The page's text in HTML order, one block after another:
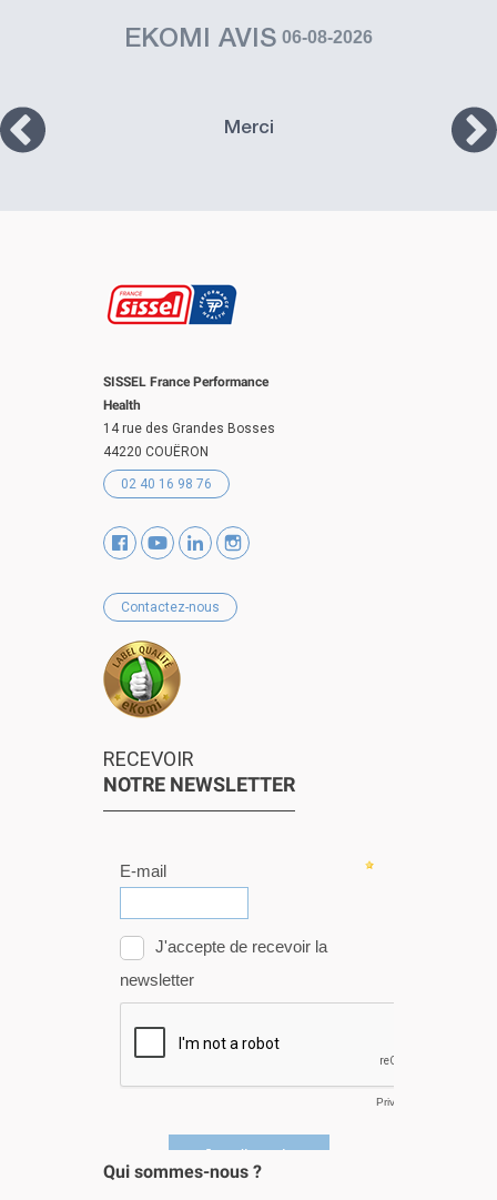
EKOMI AVIS 06-08-2026
Merci
SISSEL France Performance
Health
14 rue des Grandes Bosses
44220 COUËRON
02 40 16 98 76
Contactez-nous
RECEVOIR
NOTRE NEWSLETTER
Qui sommes-nous ?